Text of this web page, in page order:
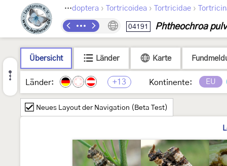
Lepidoptera › Tortricoidea › Tortricidae ›
04191 Phtheochroa
Übersicht Länder Karte
Länder: +13 Kontinente: EU
Neues Layout der Navigation (Beta Test)